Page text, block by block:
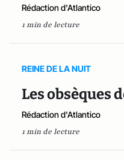
Rédaction d'Atlantico
1 min de lecture
REINE DE LA NUIT
Les obsèques
Rédaction d'Atlantico
1 min de lecture